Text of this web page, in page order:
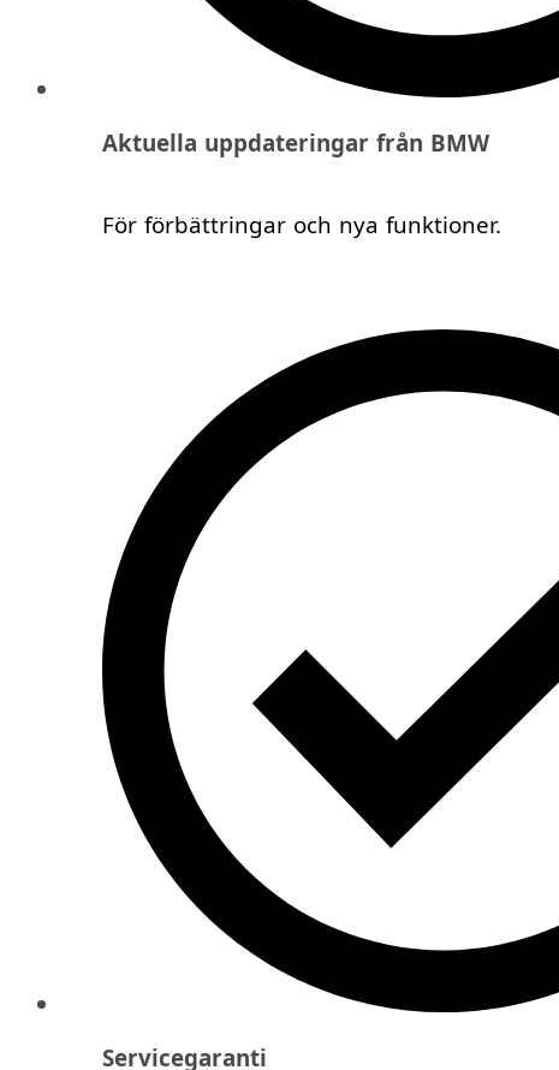
Aktuella uppdateringar från BMW
För förbättringar och nya funktioner.
Servicegaranti